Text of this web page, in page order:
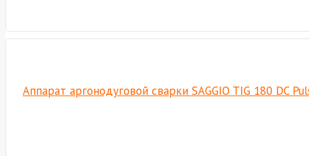
Аппарат аргонодуговой сварки SAGGIO TIG 180 DC